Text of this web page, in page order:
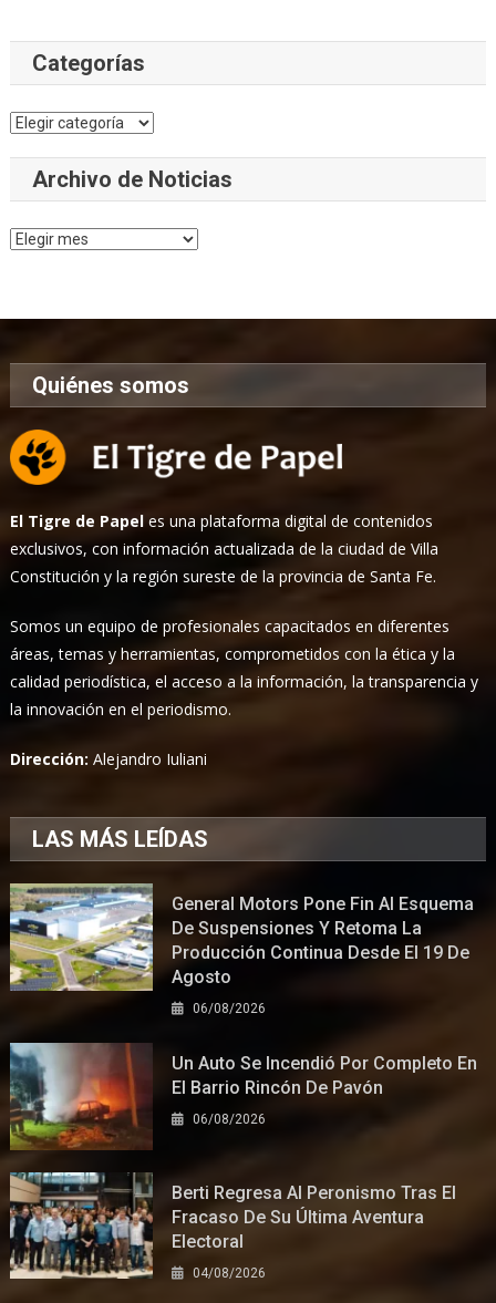
Categorías
Categorías
Archivo de Noticias
Archivo
Quiénes somos
El Tigre de Papel es una plataforma digital de contenidos
exclusivos, con información actualizada de la ciudad de Villa
Constitución y la región sureste de la provincia de Santa Fe.
Somos un equipo de profesionales capacitados en diferentes
áreas, temas y herramientas, comprometidos con la ética y la
calidad periodística, el acceso a la información, la transparencia y
la innovación en el periodismo.
Dirección:Alejandro Iuliani
LAS MÁS LEÍDAS
General Motors Pone Fin Al Esquema
De Suspensiones Y Retoma La
Producción Continua Desde El 19 De
Agosto
06/08/2026
Un Auto Se Incendió Por Completo En
El Barrio Rincón De Pavón
06/08/2026
Berti Regresa Al Peronismo Tras El
Fracaso De Su Última Aventura
Electoral
04/08/2026